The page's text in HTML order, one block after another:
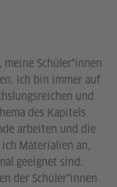
Schüler*innen
Ich bin immer auf
und
des Kapitels
arbeiten und die
Materialien an,
geeignet sind.
der Schüler*innen